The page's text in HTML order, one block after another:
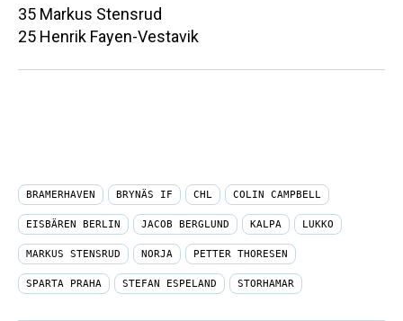
35 Markus Stensrud
25 Henrik Fayen-Vestavik
BRAMERHAVEN BRYNÄS IF CHL COLIN CAMPBELL
EISBÄREN BERLIN JACOB BERGLUND KALPA LUKKO
MARKUS STENSRUD NORJA PETTER THORESEN
SPARTA PRAHA STEFAN ESPELAND STORHAMAR